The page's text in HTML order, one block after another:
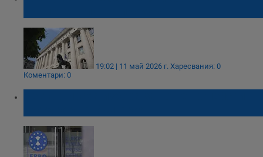
19:02 | 11 май 2026 г. Харесвания: 0
Коментари: 0